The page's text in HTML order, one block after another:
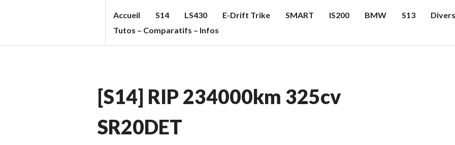
T
F
C
C
'S
Accueil S14 LS430 E-Drift Trike SMART IS200 BMW S13 Divers
Tutos – Comparatifs – Infos
S14
[S14] RIP 234000km 325cv
SR20DET